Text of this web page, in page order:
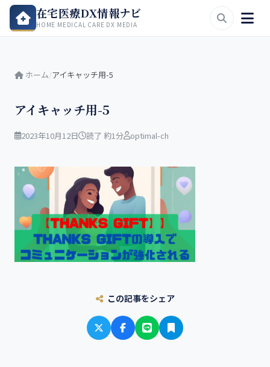
在宅医療DX情報ナビ
HOME MEDICAL CARE DX MEDIA
ホーム/アイキャッチ用-5
アイキャッチ用-5
2023年10月12日 読了 約1分 optimal-ch
この記事をシェア